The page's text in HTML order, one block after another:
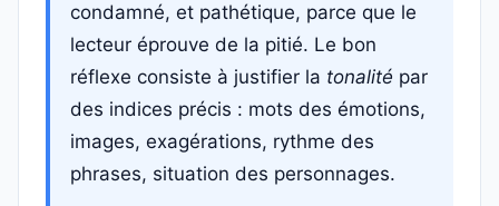
condamné, et pathétique, parce que le
lecteur éprouve de la pitié. Le bon
réflexe consiste à justifier la tonalité par
des indices précis : mots des émotions,
images, exagérations, rythme des
phrases, situation des personnages.